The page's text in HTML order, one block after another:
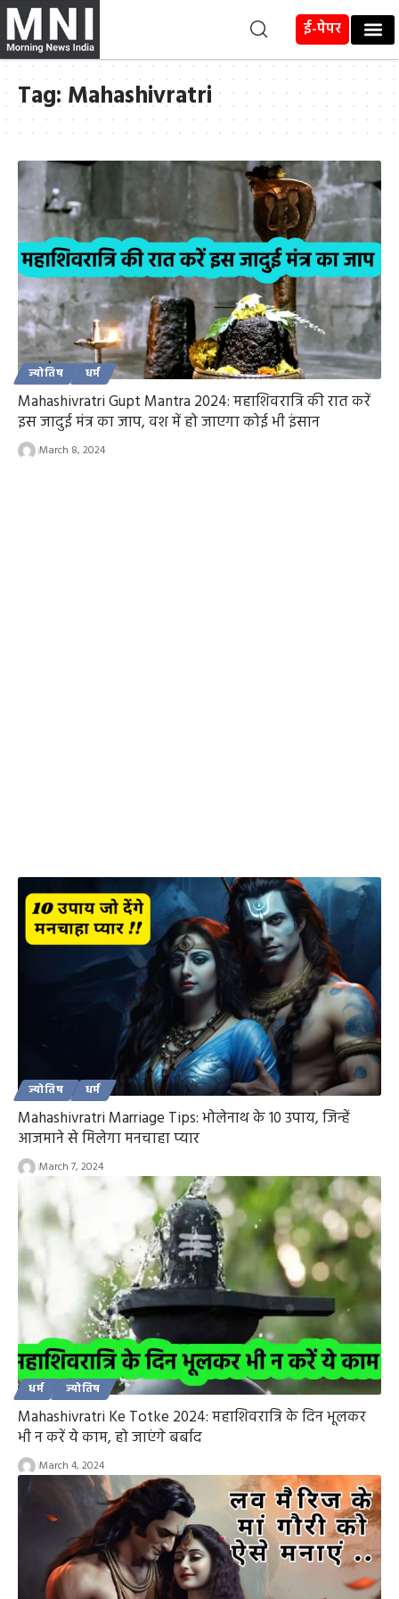
ई-पेपर
Tag: Mahashivratri
ज्योतिष धर्म
Mahashivratri Gupt Mantra 2024: महाशिवरात्रि की रात करें
इस जादुई मंत्र का जाप, वश में हो जाएगा कोई भी इंसान
March 8, 2024
ज्योतिष धर्म
Mahashivratri Marriage Tips: भोलेनाथ के 10 उपाय, जिन्हें
आजमाने से मिलेगा मनचाहा प्यार
March 7, 2024
धर्म ज्योतिष
Mahashivratri Ke Totke 2024: महाशिवरात्रि के दिन भूलकर
भी न करें ये काम, हो जाएंगे बर्बाद
March 4, 2024